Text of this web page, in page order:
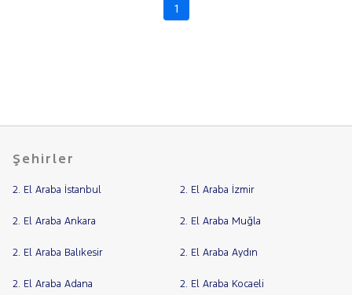
HONDA
HYUNDAI
ISUZU
JEEP
Şehir
Yakıt
Türü
1
Şehirler
2. El Araba İstanbul 2. El Araba İzmir
2. El Araba Ankara 2. El Araba Muğla
2. El Araba Balıkesir 2. El Araba Aydın
2. El Araba Adana 2. El Araba Kocaeli